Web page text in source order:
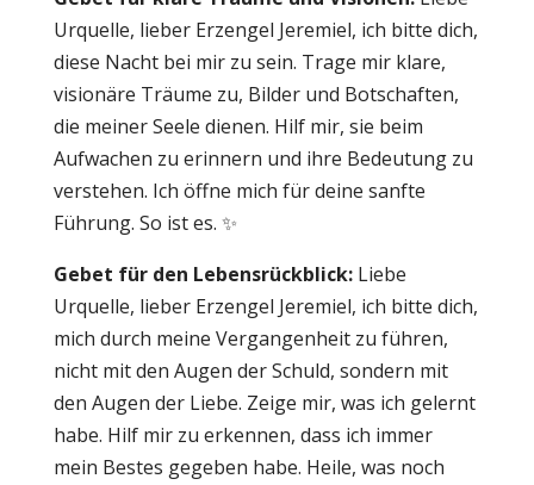
Urquelle, lieber Erzengel Jeremiel, ich bitte dich,
diese Nacht bei mir zu sein. Trage mir klare,
visionäre Träume zu, Bilder und Botschaften,
die meiner Seele dienen. Hilf mir, sie beim
Aufwachen zu erinnern und ihre Bedeutung zu
verstehen. Ich öffne mich für deine sanfte
Führung. So ist es. ✨
Gebet für den Lebensrückblick:Liebe
Urquelle, lieber Erzengel Jeremiel, ich bitte dich,
mich durch meine Vergangenheit zu führen,
nicht mit den Augen der Schuld, sondern mit
den Augen der Liebe. Zeige mir, was ich gelernt
habe. Hilf mir zu erkennen, dass ich immer
mein Bestes gegeben habe. Heile, was noch